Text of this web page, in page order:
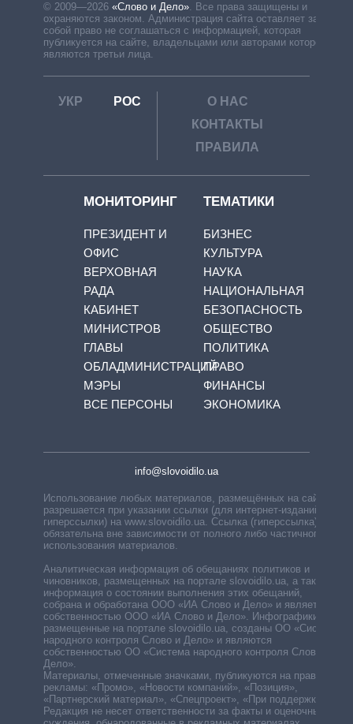
© 2009—2026 «Слово и Дело». Все права защищены и
охраняются законом. Администрация сайта оставляет за
собой право не соглашаться с информацией, которая
публикуется на сайте, владельцами или авторами которой
являются третьи лица.
УКР РОС
О НАС
КОНТАКТЫ
ПРАВИЛА
МОНИТОРИНГ
ПРЕЗИДЕНТ И
ОФИС
ВЕРХОВНАЯ
РАДА
КАБИНЕТ
МИНИСТРОВ
ГЛАВЫ
ОБЛАДМИНИСТРАЦИЙ
МЭРЫ
ВСЕ ПЕРСОНЫ
ТЕМАТИКИ
БИЗНЕС
КУЛЬТУРА
НАУКА
НАЦИОНАЛЬНАЯ
БЕЗОПАСНОСТЬ
ОБЩЕСТВО
ПОЛИТИКА
ПРАВО
ФИНАНСЫ
ЭКОНОМИКА
info@slovoidilo.ua
Использование любых материалов, размещённых на сайте,
разрешается при указании ссылки (для интернет-изданий —
гиперссылки) на www.slovoidilo.ua. Ссылка (гиперссылка)
обязательна вне зависимости от полного либо частичного
использования материалов.
Аналитическая информация об обещаниях политиков и
чиновников, размещенных на портале slovoidilo.ua, а также
информация о состоянии выполнения этих обещаний,
собрана и обработана ООО «ИА Слово и Дело» и является
собственностью ООО «ИА Слово и Дело». Инфографики,
размещенные на портале slovoidilo.ua, созданы ОО «Система
народного контроля Слово и Дело» и являются
собственностью ОО «Система народного контроля Слово и
Дело».
Материалы, отмеченные значками, публикуются на правах
рекламы: «Промо», «Новости компаний», «Позиция»,
«Партнерский материал», «Спецпроект», «При поддержке».
Редакция не несет ответственности за факты и оценочные